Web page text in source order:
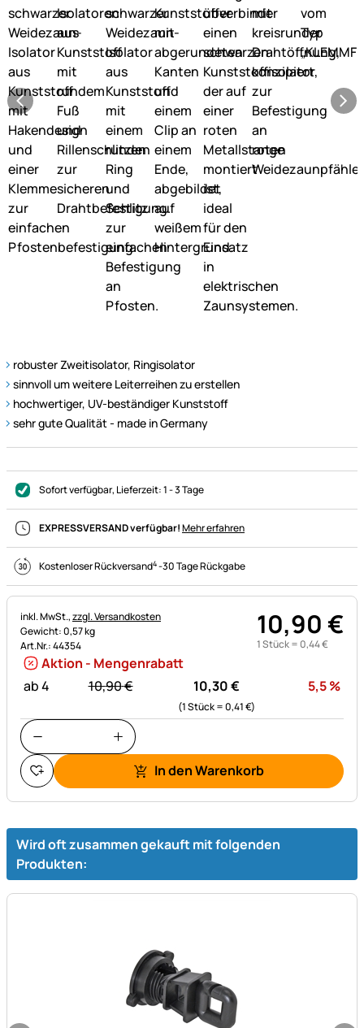
robuster Zweitisolator, Ringisolator
sinnvoll um weitere Leiterreihen zu erstellen
hochwertiger, UV-beständiger Kunststoff
sehr gute Qualität - made in Germany
Sofort verfügbar, Lieferzeit:1 - 3 Tage
EXPRESSVERSAND verfügbar!Mehr erfahren
Kostenloser Rückversand4-30 Tage Rückgabe
Steuerhinweis:
inkl. MwSt.,zzgl. Versandkosten
Gewicht: 0,57 kg
Art.Nr.: 44354
10,90€
1 Stück = 0,44€
Aktion - Mengenrabatt
ab 4
statt:
10,90€ 10,30€
(1 Stück =0,41€)
5,5%
In den Warenkorb
Wird oft zusammen gekauft mit folgenden
Produkten: